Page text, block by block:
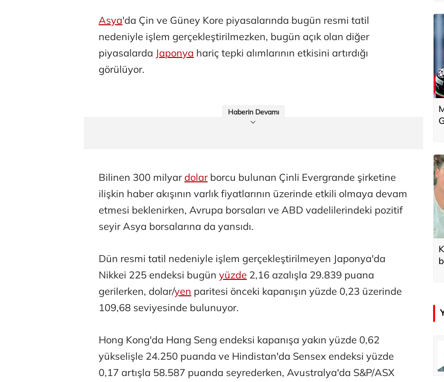
Asya'da Çin ve Güney Kore piyasalarında bugün resmi tatil
nedeniyle işlem gerçekleştirilmezken, bugün açık olan diğer
piyasalarda Japonya hariç tepki alımlarının etkisini artırdığı
görülüyor.
Haberin Devamı
Bilinen 300 milyar dolarborcu bulunan Çinli Evergrande şirketine
ilişkin haber akışının varlık fiyatlarının üzerinde etkili olmaya devam
etmesi beklenirken, Avrupa borsaları ve ABD vadelilerindeki pozitif
seyir Asya borsalarına da yansıdı.
Dün resmi tatil nedeniyle işlem gerçekleştirilmeyen Japonya'da
Nikkei 225 endeksi bugün yüzde 2,16 azalışla 29.839 puana
gerilerken, dolar/yen paritesi önceki kapanışın yüzde 0,23 üzerinde
109,68 seviyesinde bulunuyor.
Hong Kong'da Hang Seng endeksi kapanışa yakın yüzde 0,62
yükselişle 24.250 puanda ve Hindistan'da Sensex endeksi yüzde
0,17 artışla 58.587 puanda seyrederken, Avustralya'da S&P/ASX
Atilay Kandemir
Mağaza açılışı
Özay Şendir